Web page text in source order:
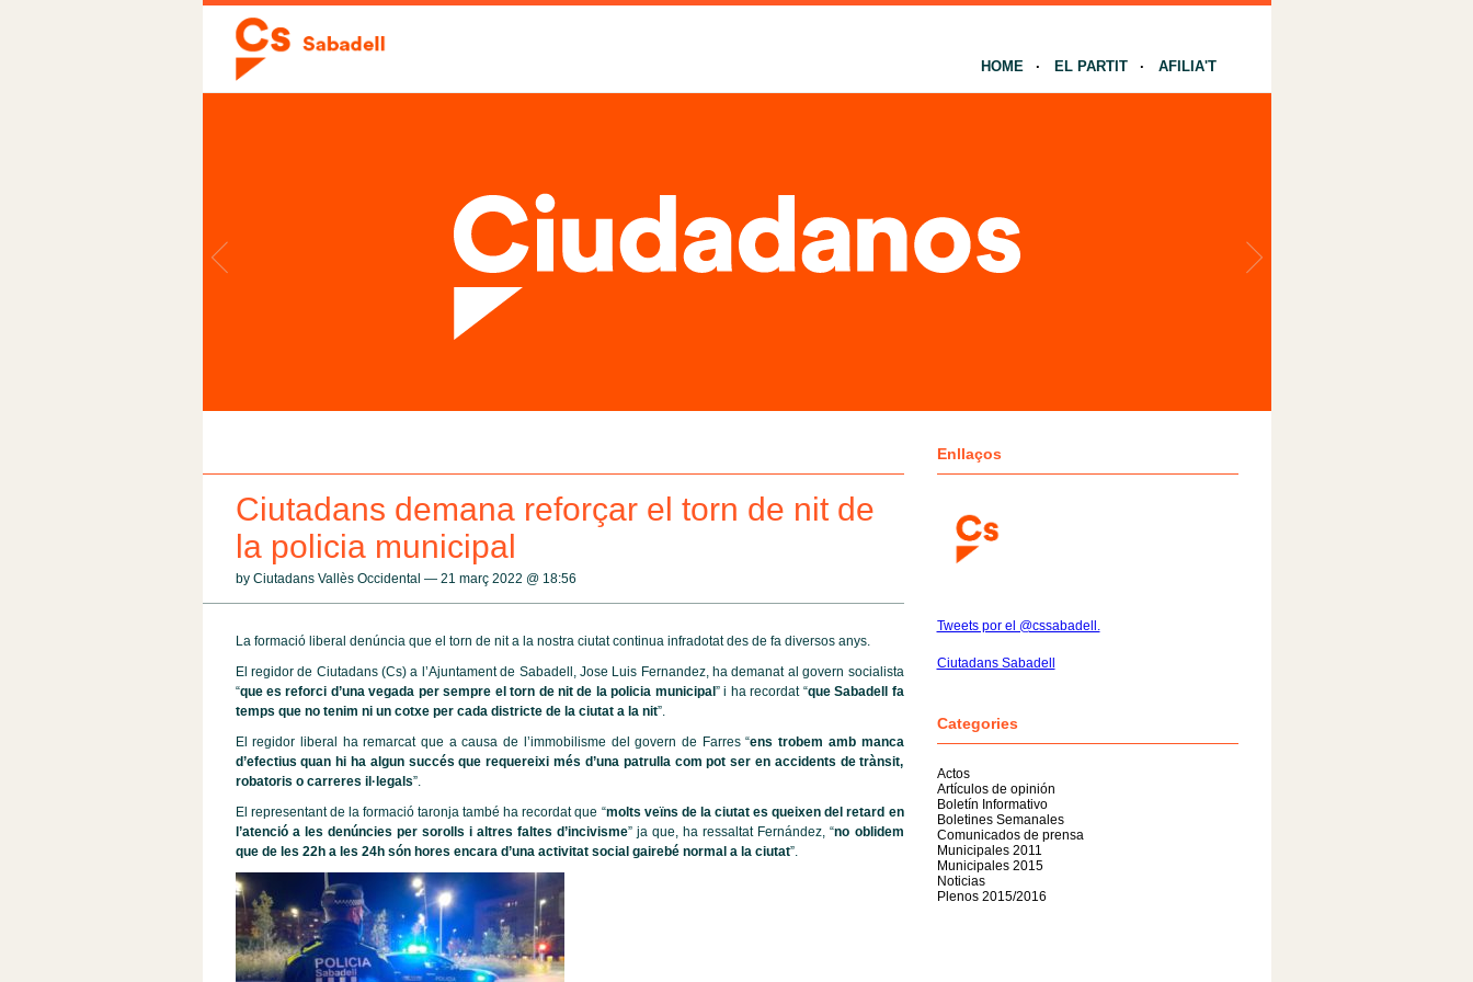
HOME EL PARTIT AFILIA'T
Ciutadans demana reforçar el torn de nit de
la policia municipal
by Ciutadans Vallès Occidental — 21 març 2022 @ 18:56
La formació liberal denúncia que el torn de nit a la nostra ciutat continua infradotat des de fa diversos anys.
El regidor de Ciutadans (Cs) a l’Ajuntament de Sabadell, Jose Luis Fernandez, ha demanat al govern socialista
“que es reforci d’una vegada per sempre el torn de nit de la policia municipal ” i ha recordat “que Sabadell fa
temps que no tenim ni un cotxe per cada districte de la ciutat a la nit”.
El regidor liberal ha remarcat que a causa de l’immobilisme del govern de Farres “ens trobem amb manca
d’efectius quan hi ha algun succés que requereixi més d’una patrulla com pot ser en accidents de trànsit,
robatoris o carreres il·legals”.
El representant de la formació taronja també ha recordat que “molts veïns de la ciutat es queixen del retard en
l’atenció a les denúncies per sorolls i altres faltes d’incivisme” ja que, ha ressaltat Fernández, “no oblidem
que de les 22h a les 24h són hores encara d’una activitat social gairebé normal a la ciutat”.
Enllaços
Tweets por el @cssabadell.
Ciutadans Sabadell
Categories
Actos
Artículos de opinión
Boletín Informativo
Boletines Semanales
Comunicados de prensa
Municipales 2011
Municipales 2015
Noticias
Plenos 2015/2016